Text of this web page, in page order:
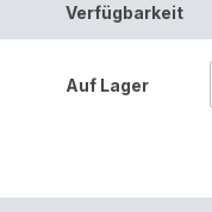
Verfügbarkeit
Auf Lager